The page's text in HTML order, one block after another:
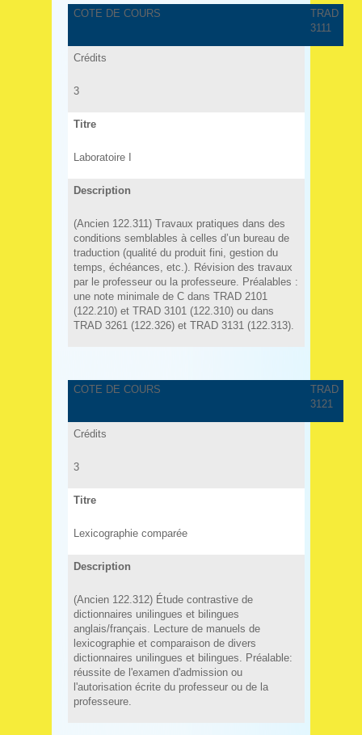
COTE DE COURS
TRAD
3111
Crédits
3
Titre
Laboratoire I
Description
(Ancien 122.311) Travaux pratiques dans des
conditions semblables à celles d’un bureau de
traduction (qualité du produit fini, gestion du
temps, échéances, etc.). Révision des travaux
par le professeur ou la professeure. Préalables :
une note minimale de C dans TRAD 2101
(122.210) et TRAD 3101 (122.310) ou dans
TRAD 3261 (122.326) et TRAD 3131 (122.313).
COTE DE COURS
TRAD
3121
Crédits
3
Titre
Lexicographie comparée
Description
(Ancien 122.312) Étude contrastive de
dictionnaires unilingues et bilingues
anglais/français. Lecture de manuels de
lexicographie et comparaison de divers
dictionnaires unilingues et bilingues. Préalable:
réussite de l'examen d'admission ou
l'autorisation écrite du professeur ou de la
professeure.